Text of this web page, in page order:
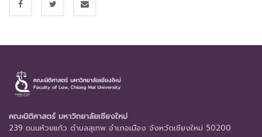
คณะนิติศาสตร์ มหาวิทยาลัยเชียงใหม่
239 ถนนห้วยแก้ว ตำบลสุเทพ อำเภอเมือง จังหวัดเชียงใหม่ 50200